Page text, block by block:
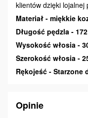
klientów dzięki lojalnej
Materiał - miękkie
Długość pędzla -
Wysokość włosia -
Szerokość włosia -
Rękojeść - Starzone
Opinie